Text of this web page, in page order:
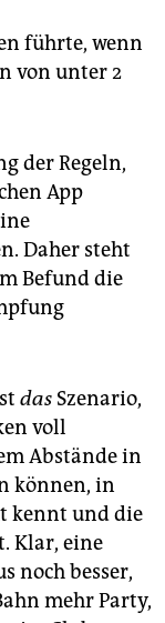
führte, wenn
von unter 2
der Regeln,
App
Daher steht
Befund die
das Szenario,
voll
Abstände in
können, in
kennt und die
Klar, eine
noch besser,
mehr Party,